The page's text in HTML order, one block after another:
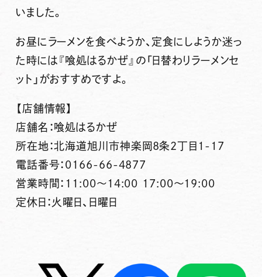
いました。
お昼にラーメンを食べようか、定食にしようか迷っ
た時には 『喰処はるかぜ』 の 「日替わりラーメンセ
ット」 がおすすめですよ。
【店舗情報】
店舗名：喰処はるかぜ
所在地：北海道旭川市神楽岡8条2丁目1-17
電話番号：0166-66-4877
営業時間：11:00～14:00 17:00～19:00
定休日：火曜日、日曜日